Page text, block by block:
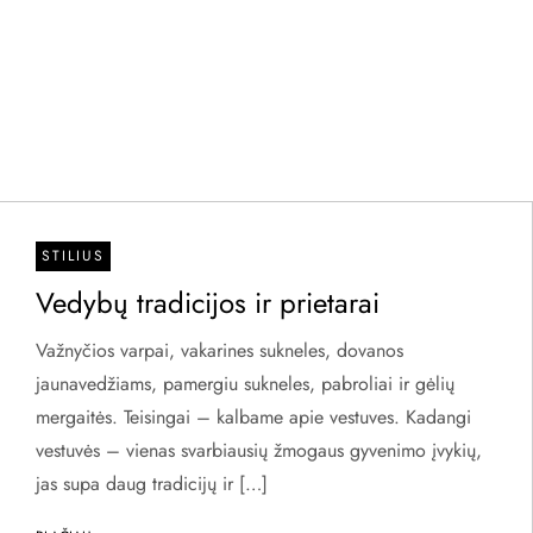
STILIUS
Vedybų tradicijos ir prietarai
Važnyčios varpai, vakarines sukneles, dovanos
jaunavedžiams, pamergiu sukneles, pabroliai ir gėlių
mergaitės. Teisingai – kalbame apie vestuves. Kadangi
vestuvės – vienas svarbiausių žmogaus gyvenimo įvykių,
jas supa daug tradicijų ir […]